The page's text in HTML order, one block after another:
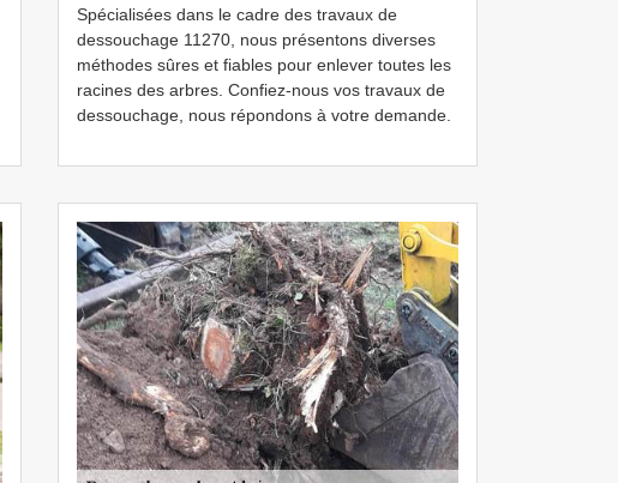
Spécialisées dans le cadre des travaux de
dessouchage 11270, nous présentons diverses
méthodes sûres et fiables pour enlever toutes les
racines des arbres. Confiez-nous vos travaux de
dessouchage, nous répondons à votre demande.